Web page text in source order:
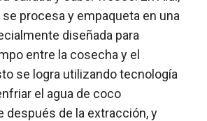
procesa y empaqueta en una
diseñada para
entre la cosecha y el
se logra utilizando tecnología
el agua de coco
después de la extracción, y